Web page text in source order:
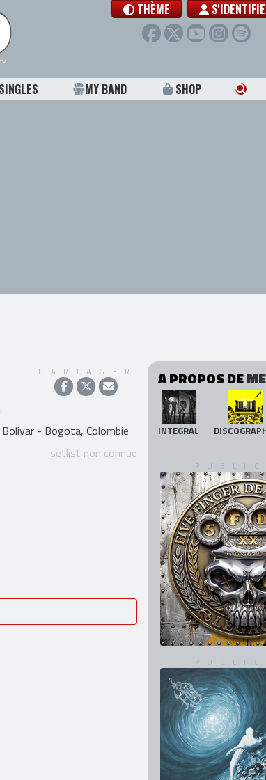
THÈME
MY BAND SHOP
PARTAGER
- Bogota, Colombie
setlist non connue
A PROPOS DE
INTEGRAL